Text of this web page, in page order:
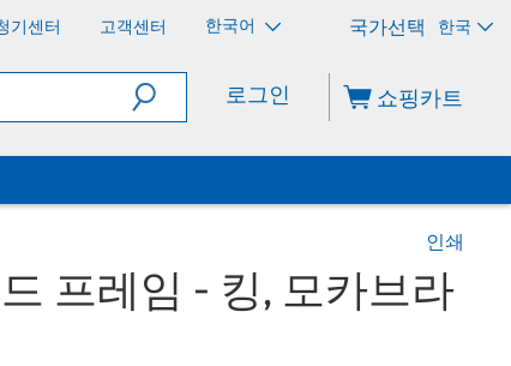
기센터 고객센터 한국어 한국
로그인 쇼핑카트
인쇄
프레임 - 킹, 모카브라